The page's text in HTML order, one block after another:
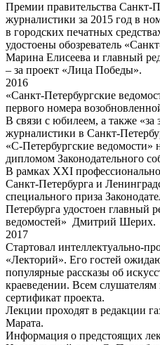
Премии правительства Санкт-
журналистики за 2015 год в
в городских печатных
удостоены обозреватель
Марина Елисеева и главный
– за проект «Лица Победы».
2016
«Санкт-Петербургские
первого номера
В связи с юбилеем, а также «за
журналистики в Санкт-
«С-Петербургские ведомости»
дипломом Законодательного
В рамках XXI
Санкт-Петербурга и
специального приза
Петербурга удостоен главный
ведомостей» Дмитрий Шерих.
2017
Стартовал интеллектуально-
«Лекторий». Его гостей
популярные рассказы об
краеведении. Всем
сертификат проекта.
Лекции проходят в редакции
Марата.
Информация о предстоящих